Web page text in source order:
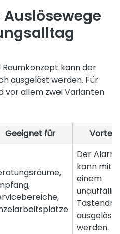
kann der
ausgelöst werden. Für
vor allem zwei Varianten
Geeignet für Vorteil
Der Alarm
kann mit
einem
ausgelöst
werden.